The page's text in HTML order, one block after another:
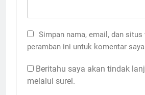
Simpan nama, email, dan situs
peramban ini untuk komentar
Beritahu saya akan tindak
melalui surel.